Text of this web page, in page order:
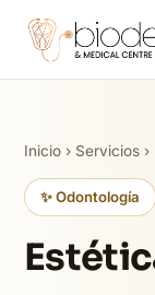
Inicio › Servicios
✨ Odontología